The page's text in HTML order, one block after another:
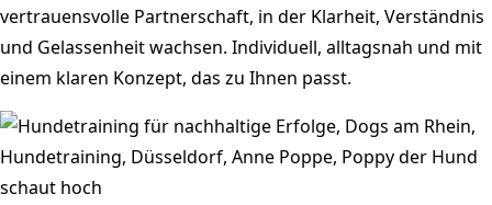
vertrauensvolle Partnerschaft, in der Klarheit, Verständnis
und Gelassenheit wachsen. Individuell, alltagsnah und mit
einem klaren Konzept, das zu Ihnen passt.